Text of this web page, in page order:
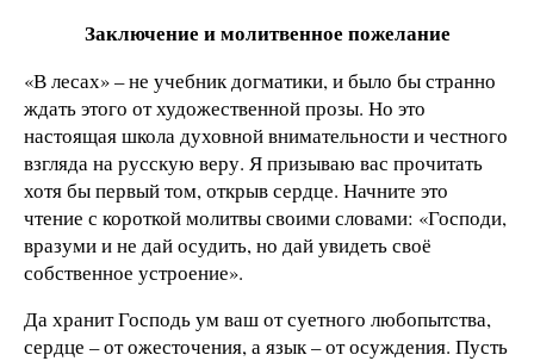
Заключение и молитвенное пожелание
«В лесах» – не учебник догматики, и было бы странно
ждать этого от художественной прозы. Но это
настоящая школа духовной внимательности и честного
взгляда на русскую веру. Я призываю вас прочитать
хотя бы первый том, открыв сердце. Начните это
чтение с короткой молитвы своими словами: «Господи,
вразуми и не дай осудить, но дай увидеть своё
собственное устроение».
Да хранит Господь ум ваш от суетного любопытства,
сердце – от ожесточения, а язык – от осуждения. Пусть